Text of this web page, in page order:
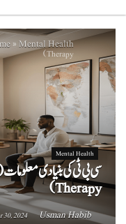
» Mental Health
Therapy)
Mental Health
Therapy)
Usman Habib
30, 2024